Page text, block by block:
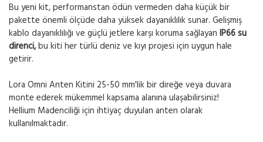
Bu yeni kit, performanstan ödün vermeden daha küçük bir
pakette önemli ölçüde daha yüksek dayanıklılık sunar. Gelişmiş
kablo dayanıklılığı ve güçlü jetlere karşı koruma sağlayan IP66 su
direnci,bu kiti her türlü deniz ve kıyı projesi için uygun hale
getirir.
Lora Omni Anten Kitini 25-50 mm'lik bir direğe veya duvara
monte ederek mükemmel kapsama alanına ulaşabilirsiniz!
Hellium Madenciliği için ihtiyaç duyulan anten olarak
kullanılmaktadır.